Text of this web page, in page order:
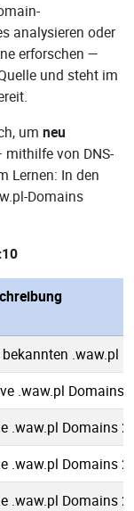
analysieren oder
erforschen —
und steht im
um neu
von DNS-
Lernen: In den
Domains
.waw.pl
.waw.pl Domains
.waw.pl Domains
.waw.pl Domains
.waw.pl Domains